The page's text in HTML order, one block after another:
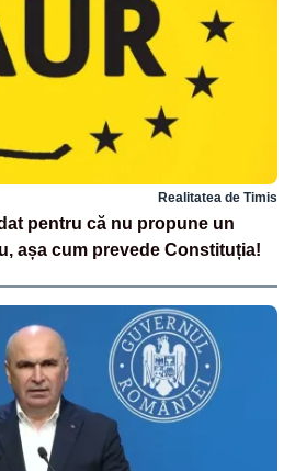
Realitatea de Timis
pentru că nu propune un
așa cum prevede Constituția!